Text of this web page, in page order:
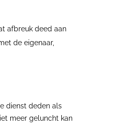
afbreuk deed aan
de eigenaar,
dienst deden als
meer geluncht kan